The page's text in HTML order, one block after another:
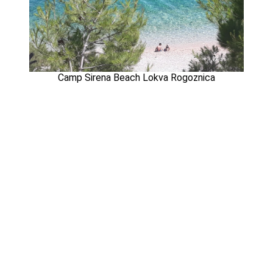
Camp Sirena Beach Lokva Rogoznica